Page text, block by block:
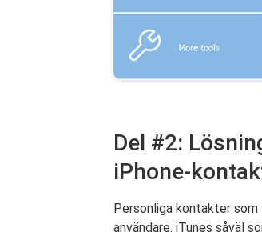
Del #2:
iPhone-
Personliga kontakter
användare. iTunes såväl